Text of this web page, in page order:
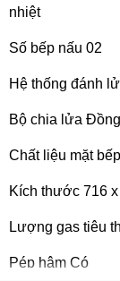
nhiệt
Số bếp nấu 02
Hệ thống đánh
Bộ chia lửa
Chất liệu mặt
Kích thước 716
Lượng gas tiêu
Pép hâm Có